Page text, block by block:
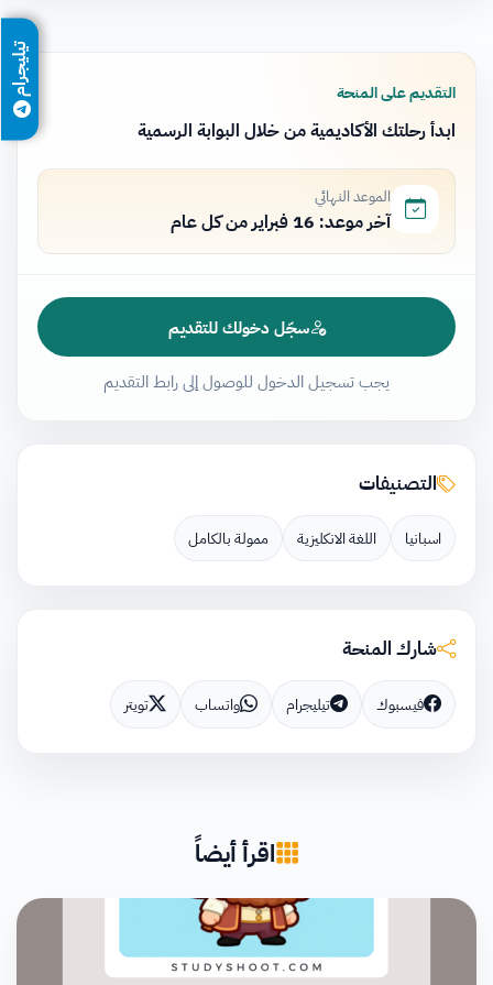
التقديم على المنحة
ابدأ رحلتك الأكاديمية من خلال البوابة الرسمية
الموعد النهائي
آخر موعد: 16 فبراير من كل عام
سجّل دخولك للتقديم
يجب تسجيل الدخول للوصول إلى رابط التقديم
التصنيفات
اسبانيا اللغة الانكليزية ممولة بالكامل
شارك المنحة
فيسبوك تيليجرام واتساب تويتر
اقرأ أيضاً
تيليجرام